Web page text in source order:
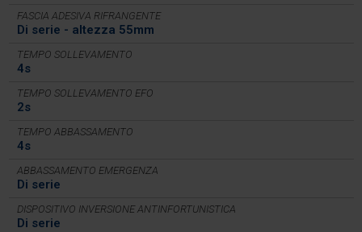
FASCIA ADESIVA RIFRANGENTE
Di serie - altezza 55mm
TEMPO SOLLEVAMENTO
4s
TEMPO SOLLEVAMENTO EFO
2s
TEMPO ABBASSAMENTO
4s
ABBASSAMENTO EMERGENZA
Di serie
DISPOSITIVO INVERSIONE ANTINFORTUNISTICA
Di serie